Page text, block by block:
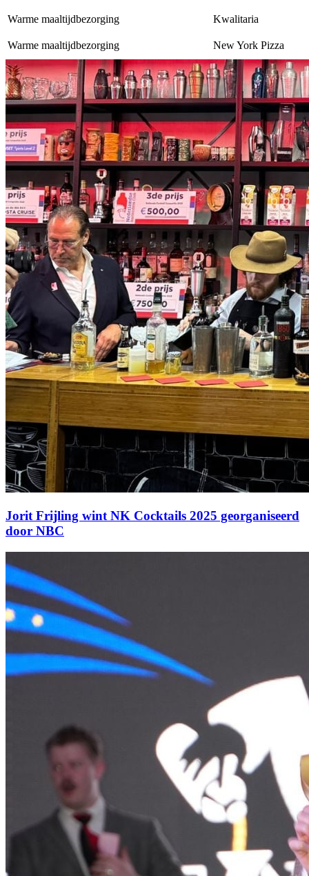
Warme maaltijdbezorging Kwalitaria
Warme maaltijdbezorging New York Pizza
Jorit Frijling wint NK Cocktails 2025 georganiseerd
door NBC